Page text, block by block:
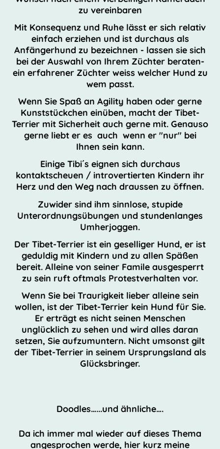
zu vereinbaren
Mit Konsequenz und Ruhe lässt er sich relativ
einfach erziehen und ist durchaus als
Anfängerhund zu bezeichnen - lassen sie sich
bei der Auswahl von Ihrem Züchter beraten-
ein erfahrener Züchter weiss welcher Hund zu
wem passt.
Wenn Sie Spaß an Agility haben oder gerne
Kunststückchen einüben, macht der Tibet-
Terrier mit Sicherheit auch gerne mit. Genauso
gerne liebt er es auch wenn er "nur" bei
Ihnen sein kann.
Einige Tibi´s eignen sich durchaus
kontaktscheuen / introvertierten Kindern ihr
Herz und den Weg nach draussen zu öffnen.
Zuwider sind ihm sinnlose, stupide
Unterordnungsübungen und stundenlanges
Umherjoggen.
Der Tibet-Terrier ist ein geselliger Hund, er ist
geduldig mit Kindern und zu allen Späßen
bereit. Alleine von seiner Famile ausgesperrt
zu sein ruft oftmals Protestverhalten vor.
Wenn Sie bei Traurigkeit lieber alleine sein
wollen, ist der Tibet-Terrier kein Hund für Sie.
Er erträgt es nicht seinen Menschen
unglücklich zu sehen und wird alles daran
setzen, Sie aufzumuntern. Nicht umsonst gilt
der Tibet-Terrier in seinem Ursprungsland als
Glücksbringer.
Doodles…...und ähnliche….
Da ich immer mal wieder auf dieses Thema
angesprochen werde, hier kurz meine